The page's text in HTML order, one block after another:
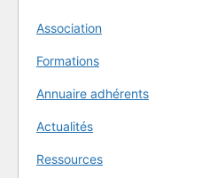
Association
Formations
Annuaire adhérents
Actualités
Ressources